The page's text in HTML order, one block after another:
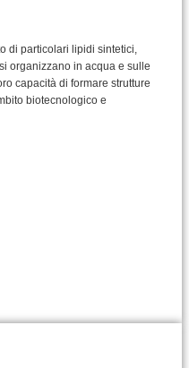
di particolari lipidi sintetici,
organizzano in acqua e sulle
capacità di formare strutture
biotecnologico e